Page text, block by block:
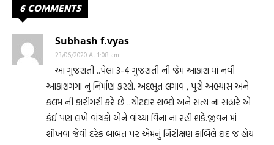
6 COMMENTS
Subhash f.vyas
23/06/2020 At 1:08 am
આ ગુજરાતી ..પેલા 3-4 ગુજરાતી ની જેમ આકાશ માં નવી
આકાશગંગા નું નિર્માણ કરશે. અદભુત લગાવ , પુરો અભ્યાસ અને
કલમ ની કારીગરી કરે છે ..ચોટદાર શબ્દો અને સત્ય ના સહારે એ
કંઈ પણ લખે વાંચકો એને વાંચ્યા વિના ના રહી શકે.જીવન માં
શીખવા જેવી દરેક બાબત પર એમનું નિરીક્ષણ કાબિલે દાદ જ હોય